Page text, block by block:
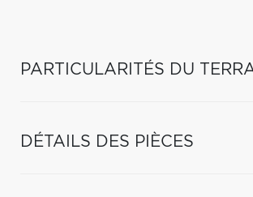
PARTICULARITÉS DU
DÉTAILS DES PIÈCES